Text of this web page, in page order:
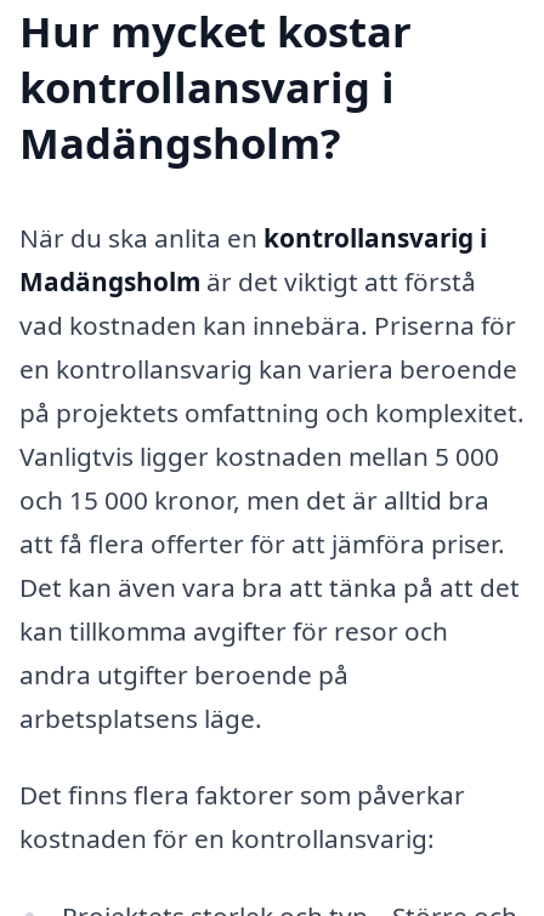
Hur mycket kostar
kontrollansvarig i
Madängsholm?
När du ska anlita en kontrollansvarig i
Madängsholm är det viktigt att förstå
vad kostnaden kan innebära. Priserna för
en kontrollansvarig kan variera beroende
på projektets omfattning och komplexitet.
Vanligtvis ligger kostnaden mellan 5 000
och 15 000 kronor, men det är alltid bra
att få flera offerter för att jämföra priser.
Det kan även vara bra att tänka på att det
kan tillkomma avgifter för resor och
andra utgifter beroende på
arbetsplatsens läge.
Det finns flera faktorer som påverkar
kostnaden för en kontrollansvarig: